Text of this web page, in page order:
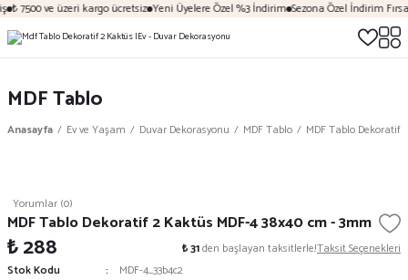
₺ 7500 ve üzeri kargo ücretsiz Yeni Üyelere Özel %3 İndirim Sezona Özel İndirim
MDF Tablo
Anasayfa Ev ve Yaşam Duvar Dekorasyonu MDF Tablo MDF Tablo Dekoratif
Yorumlar (0)
MDF Tablo Dekoratif 2 Kaktüs MDF-4 38x40 cm - 3mm
₺ 288 ₺ 31den başlayan taksitlerle!Taksit Seçenekleri
Stok Kodu
MDF-4_33b4c2